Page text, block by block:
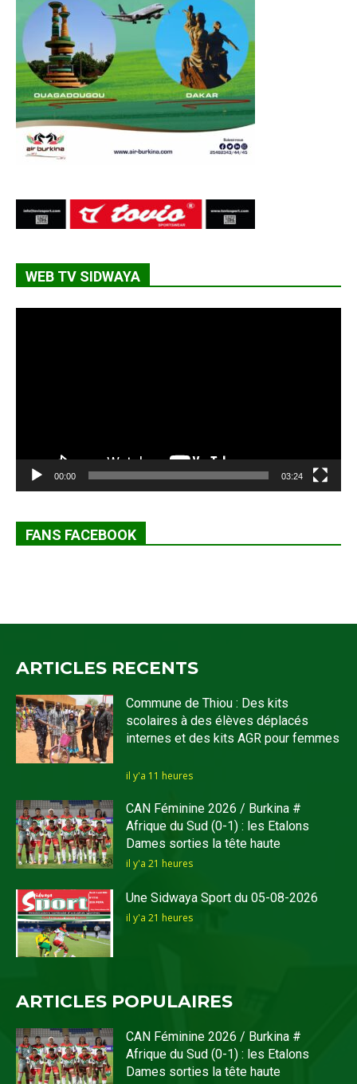
WEB TV SIDWAYA
00:00 03:24
FANS FACEBOOK
ARTICLES RECENTS
Commune de Thiou : Des kits
scolaires à des élèves déplacés
internes et des kits AGR pour femmes
il y'a 11 heures
CAN Féminine 2026 / Burkina #
Afrique du Sud (0-1) : les Etalons
Dames sorties la tête haute
il y'a 21 heures
Une Sidwaya Sport du 05-08-2026
il y'a 21 heures
ARTICLES POPULAIRES
CAN Féminine 2026 / Burkina #
Afrique du Sud (0-1) : les Etalons
Dames sorties la tête haute